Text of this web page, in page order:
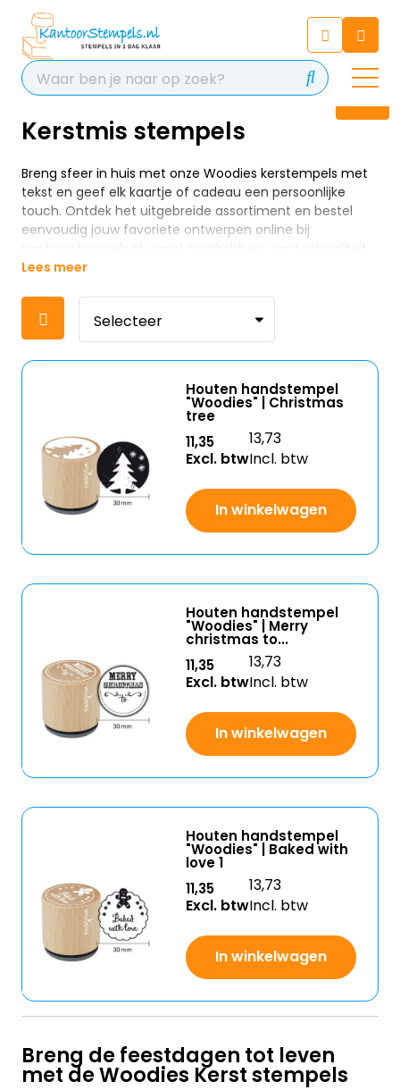
Chat 24/7 met onze chatbot
voor hulp
Contact
Kerstmis stempels
Breng sfeer in huis met onze Woodies kerstempels met
tekst en geef elk kaartje of cadeau een persoonlijke
touch. Ontdek het uitgebreide assortiment en bestel
eenvoudig jouw favoriete ontwerpen online bij
Kantoorstempels.nl – snel, makkelijk en van topkwaliteit.
Lees meer
Houten handstempel
"Woodies" | Christmas
tree
11,35
Excl. btw
13,73
Incl. btw
In winkelwagen
Houten handstempel
"Woodies" | Merry
christmas to...
11,35
Excl. btw
13,73
Incl. btw
In winkelwagen
Houten handstempel
"Woodies" | Baked with
love 1
11,35
Excl. btw
13,73
Incl. btw
In winkelwagen
Breng de feestdagen tot leven
met de Woodies Kerst stempels